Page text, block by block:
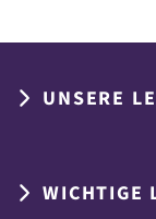
UNSERE
WICHTIGE